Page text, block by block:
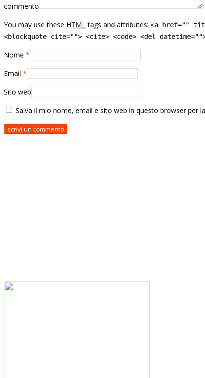
commento
You may use these HTML tags and attributes: <a href=""
<blockquote cite=""> <cite> <code> <del
Nome *
Email *
Sito web
Salva il mio nome, email e sito web in questo browser per